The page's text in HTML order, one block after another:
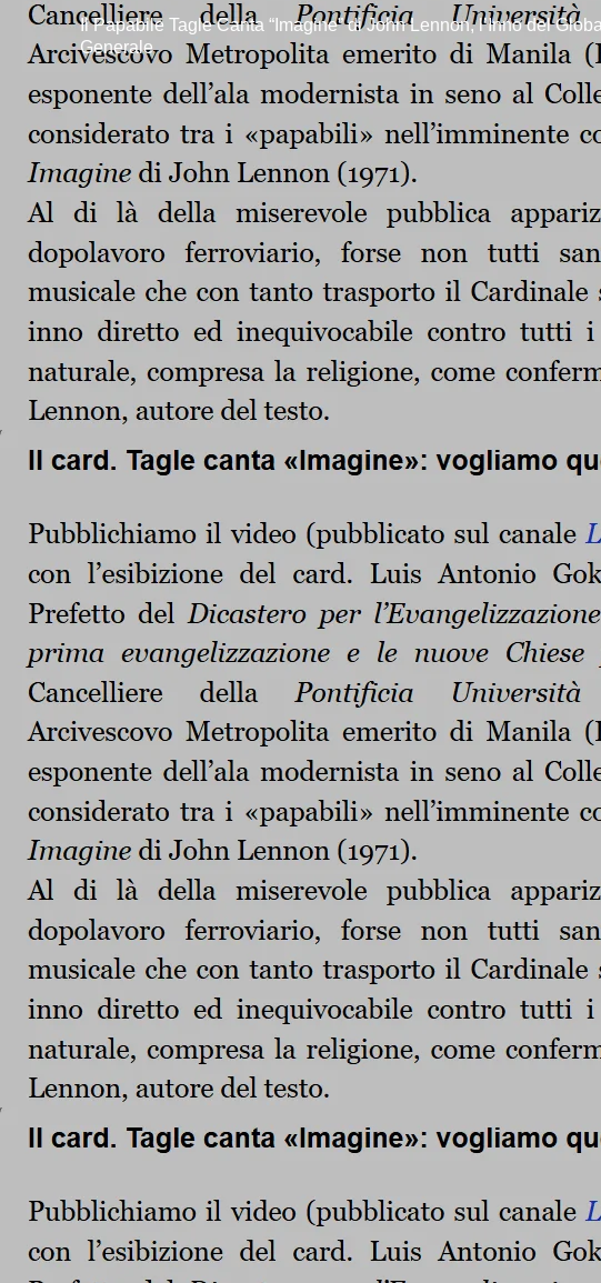
Il Papabile Tagle Canta “Imagine” di John Lennon, l’Inno del
Generale